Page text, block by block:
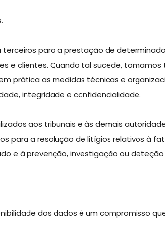
para a prestação de
e clientes. Quando tal sucede,
prática as medidas técnicas e
integridade e confidencialidade.
aos tribunais e às demais
para a resolução de litígios relativos à
e à prevenção, investigação ou deteção
dos dados é um compromisso